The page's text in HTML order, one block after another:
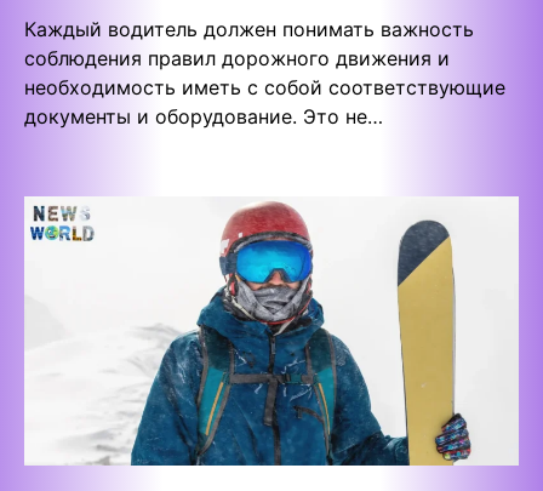
Каждый водитель должен понимать важность
соблюдения правил дорожного движения и
необходимость иметь с собой соответствующие
документы и оборудование. Это не…